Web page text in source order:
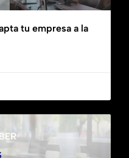
tu empresa a la